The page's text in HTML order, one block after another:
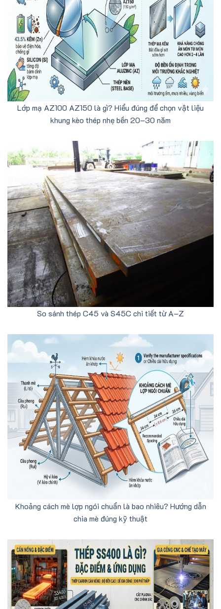
Lớp mạ AZ100 AZ150 là gì? Hiểu đúng để chọn vật liệu
khung kèo thép nhẹ bền 20–30 năm
So sánh thép C45 và S45C chi tiết từ A–Z
Khoảng cách mè lợp ngói chuẩn là bao nhiêu? Hướng dẫn
chia mè đúng kỹ thuật